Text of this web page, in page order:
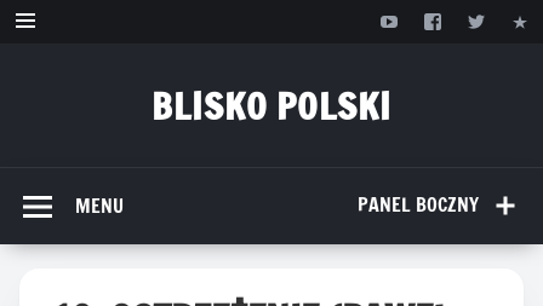
Przejdź
BLISKO POLSKI
PANEL BOCZNY
MENU